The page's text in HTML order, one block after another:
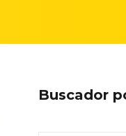
Buscador